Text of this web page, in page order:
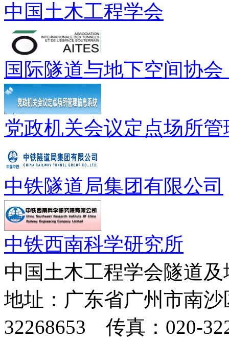
中国土木工程学会
国际隧道与地下空间协
党政机关会议定点场所
中铁隧道局集团有限公司
中铁西南科学研究所
中国土木工程学会隧道
地址：广东省广州市南
32268653 传真：020-